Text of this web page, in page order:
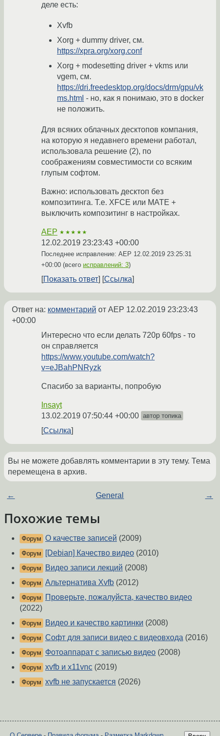
деле есть:
Xvfb
Xorg + dummy driver, см.
https://xpra.org/xorg.conf
Xorg + modesetting driver + vkms или
vgem, см.
https://dri.freedesktop.org/docs/drm/gpu/vk
ms.html - но, как я понимаю, это в docker
не положить.
Для всяких облачных десктопов компания,
на которую я недавнего времени работал,
использовала решение (2), по
соображениям совместимости со всяким
глупым софтом.
Важно: использовать десктоп без
композитинга. Т.е. XFCE или MATE +
выключить композитинг в настройках.
AEP ★★★★★
12.02.2019 23:23:43 +00:00
Последнее исправление: AEP 12.02.2019 23:25:31
+00:00 (всего исправлений: 3)
Показать ответ Ссылка
Ответ на: комментарий от AEP 12.02.2019 23:23:43
+00:00
Интересно что если делать 720p 60fps - то
он справляется
https://www.youtube.com/watch?
v=eJBahPNRyzk
Спасибо за варианты, попробую
Insayt
13.02.2019 07:50:44 +00:00 автор топика
Ссылка
Вы не можете добавлять комментарии в эту тему. Тема
перемещена в архив.
← General →
Похожие темы
Форум О качестве записей (2009)
Форум [Debian] Качество видео (2010)
Форум Видео записи лекций (2008)
Форум Альтернатива Xvfb (2012)
Форум
Проверьте, пожалуйста, качество видео
(2022)
Форум Видео и качество картинки (2008)
Форум Софт для записи видео с видеовхода (2016)
Форум Фотоаппарат с записью видео (2008)
Форум xvfb и x11vnc (2019)
Форум xvfb не запускается (2026)